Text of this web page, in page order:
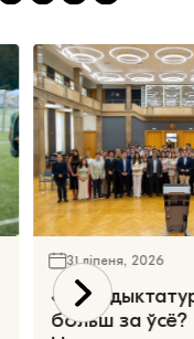
31 ліпеня, 2026
«Чаго
больш за ўсё?